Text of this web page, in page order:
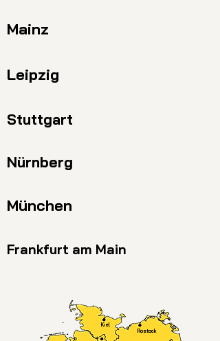
Mainz
Leipzig
Stuttgart
Nürnberg
München
Frankfurt am Main
Rostock
Kiel